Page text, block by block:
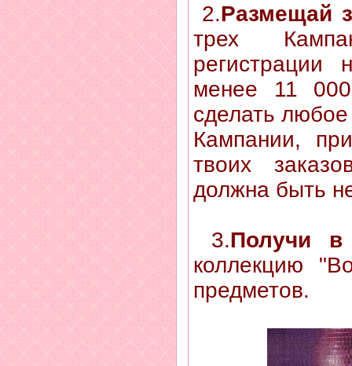
2.Размещай
трех
менее 11
сделать любое
Кампании,
твоих
должна быть
3.Получи в
коллекцию
предметов.